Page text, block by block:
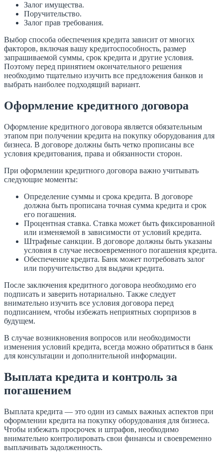
Залог имущества.
Поручительство.
Залог прав требования.
Выбор способа обеспечения кредита зависит от многих
факторов, включая вашу кредитоспособность, размер
запрашиваемой суммы, срок кредита и другие условия.
Поэтому перед принятием окончательного решения
необходимо тщательно изучить все предложения банков и
выбрать наиболее подходящий вариант.
Оформление кредитного договора
Оформление кредитного договора является обязательным
этапом при получении кредита на покупку оборудования для
бизнеса. В договоре должны быть четко прописаны все
условия кредитования, права и обязанности сторон.
При оформлении кредитного договора важно учитывать
следующие моменты:
Определение суммы и срока кредита. В договоре
должна быть прописана точная сумма кредита и срок
его погашения.
Процентная ставка. Ставка может быть фиксированной
или изменяемой в зависимости от условий кредита.
Штрафные санкции. В договоре должны быть указаны
условия в случае несвоевременного погашения кредита.
Обеспечение кредита. Банк может потребовать залог
или поручительство для выдачи кредита.
После заключения кредитного договора необходимо его
подписать и заверить нотариально. Также следует
внимательно изучить все условия договора перед
подписанием, чтобы избежать неприятных сюрпризов в
будущем.
В случае возникновения вопросов или необходимости
изменения условий кредита, всегда можно обратиться в банк
для консультации и дополнительной информации.
Выплата кредита и контроль за
погашением
Выплата кредита — это один из самых важных аспектов при
оформлении кредита на покупку оборудования для бизнеса.
Чтобы избежать просрочек и штрафов, необходимо
внимательно контролировать свои финансы и своевременно
выплачивать задолженность.